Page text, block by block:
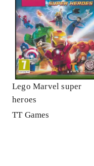
Lego Marvel super
heroes
TT Games